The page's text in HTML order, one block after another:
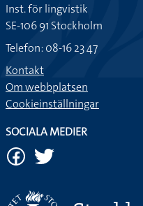
Inst. för lingvistik
SE-106 91 Stockholm
Telefon: 08-16 23 47
Kontakt
Om webbplatsen
Cookieinställningar
SOCIALA MEDIER